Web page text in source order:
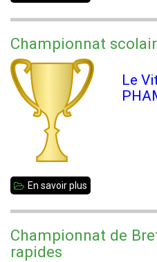
-
Mars
2022
Championnat
Le
En savoir plus
-
Championnat de
rapides